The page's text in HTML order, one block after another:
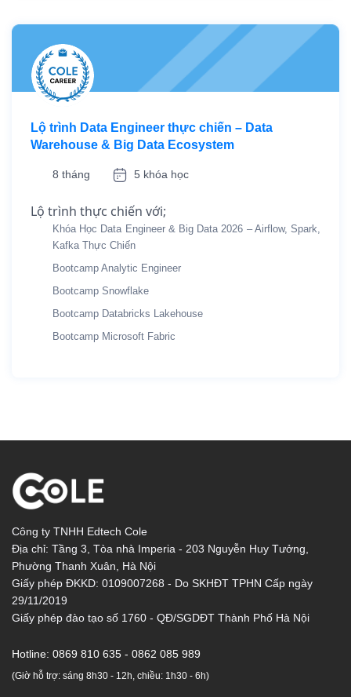
Lộ trình Data Engineer thực chiến – Data
Warehouse & Big Data Ecosystem
8 tháng 5 khóa học
Lộ trình thực chiến với;
Khóa Học Data Engineer & Big Data 2026 – Airflow, Spark,
Kafka Thực Chiến
Bootcamp Analytic Engineer
Bootcamp Snowflake
Bootcamp Databricks Lakehouse
Bootcamp Microsoft Fabric
Công ty TNHH Edtech Cole
Địa chỉ: Tầng 3, Tòa nhà Imperia - 203 Nguyễn Huy Tưởng,
Phường Thanh Xuân, Hà Nội
Giấy phép ĐKKD: 0109007268 - Do SKHĐT TPHN Cấp ngày
29/11/2019
Giấy phép đào tạo số 1760 - QĐ/SGDĐT Thành Phố Hà Nội
Hotline: 0869 810 635 - 0862 085 989
(Giờ hỗ trợ: sáng 8h30 - 12h, chiều: 1h30 - 6h)